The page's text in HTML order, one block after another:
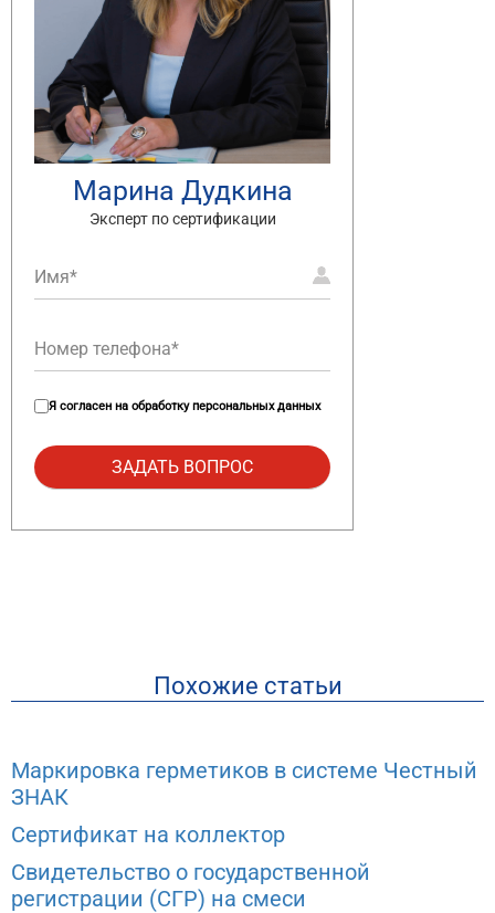
Марина Дудкина
Эксперт по сертификации
Я согласен на обработку персональных данных
Похожие статьи
Маркировка герметиков в системе Честный
ЗНАК
Сертификат на коллектор
Свидетельство о государственной
регистрации (СГР) на смеси